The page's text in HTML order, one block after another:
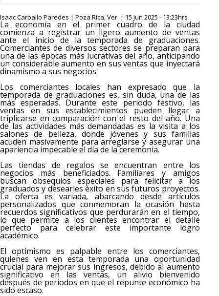
Isaac Carballo Paredes | Poza Rica, Ver. | 15 Jun 2025 - 13:23hrs
La economía en el primer cuadro de la ciudad
comienza a registrar un ligero aumento de ventas
ante el inicio de la temporada de graduaciones.
Comerciantes de diversos sectores se preparan para
una de las épocas más lucrativas del año, anticipando
un considerable aumento en sus ventas que inyectará
dinamismo a sus negocios.
Los comerciantes locales han expresado que la
temporada de graduaciones es, sin duda, una de las
más esperadas. Durante este periodo festivo, las
ventas en sus establecimientos pueden llegar a
triplicarse en comparación con el resto del año. Una
de las actividades más demandadas es la visita a los
salones de belleza, donde jóvenes y sus familias
acuden masivamente para arreglarse y asegurar una
apariencia impecable el día de la ceremonia.
Las tiendas de regalos se encuentran entre los
negocios más beneficiados. Familiares y amigos
buscan obsequios especiales para felicitar a los
graduados y desearles éxito en sus futuros proyectos.
La oferta es variada, abarcando desde artículos
personalizados que conmemoran la ocasión hasta
recuerdos significativos que perdurarán en el tiempo,
lo que permite a los clientes encontrar el detalle
perfecto para celebrar este importante logro
académico.
El optimismo es palpable entre los comerciantes,
quienes ven en esta temporada una oportunidad
crucial para mejorar sus ingresos, debido al aumento
significativo en las ventas, un alivio bienvenido
después de periodos en que el repunte económico ha
sido escaso.